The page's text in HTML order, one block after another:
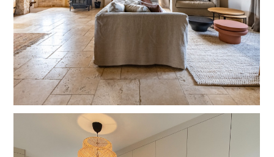
À PROPOS
PROJETS & RÉALISATIONS